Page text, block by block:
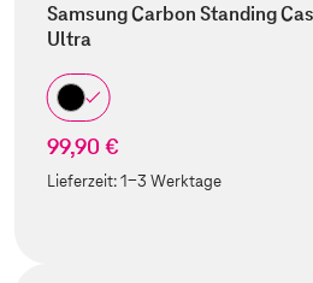
Samsung Carbon Standing
Ultra
99,90 €
Lieferzeit:1-3 Werktage